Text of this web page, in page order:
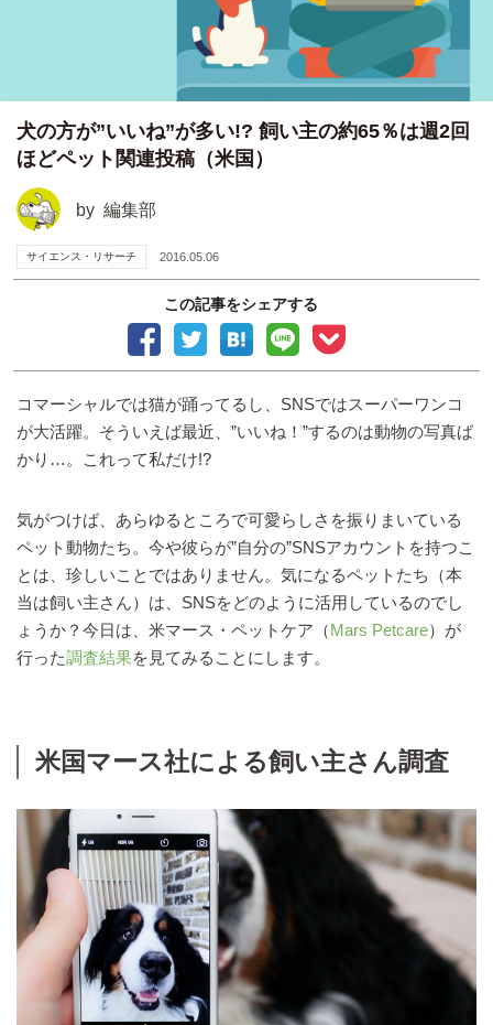
犬の方が”いいね”が多い!? 飼い主の約65％は週2回
ほどペット関連投稿（米国）
by 編集部
サイエンス・リサーチ 2016.05.06
この記事をシェアする
コマーシャルでは猫が踊ってるし、SNSではスーパーワンコ
が大活躍。そういえば最近、”いいね！”するのは動物の写真ば
かり…。これって私だけ!?
気がつけば、あらゆるところで可愛らしさを振りまいている
ペット動物たち。今や彼らが”自分の”SNSアカウントを持つこ
とは、珍しいことではありません。気になるペットたち（本
当は飼い主さん）は、SNSをどのように活用しているのでし
ょうか？今日は、米マース・ペットケア（Mars Petcare）が
行った調査結果を見てみることにします。
米国マース社による飼い主さん調査